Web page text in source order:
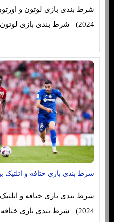
2024) شرط بندی بازی لوتون و اورتون (لیگ…
شرط بندی بازی ختافه و اتلتیک بیلبائو
2024) شرط بندی بازی ختافه و اتلتیک بیلبائو (لالیگا…